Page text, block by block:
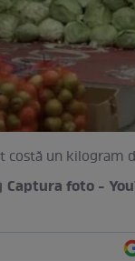
costă un kilogram
Captura foto -